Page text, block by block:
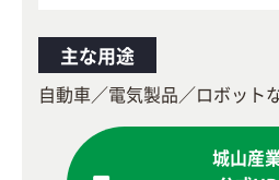
主な用途
自動車／電気製品／ロボット
城山産